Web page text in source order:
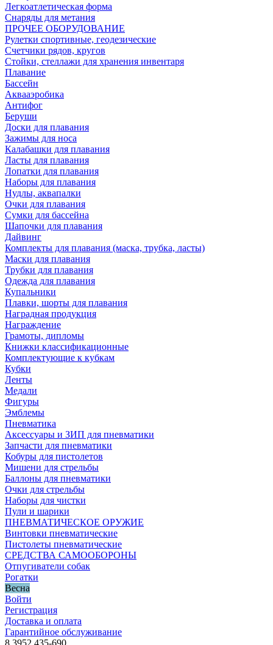
Легкоатлетическая форма
Снаряды для метания
ПРОЧЕЕ ОБОРУДОВАНИЕ
Рулетки спортивные, геодезические
Счетчики рядов, кругов
Стойки, стеллажи для хранения инвентаря
Плавание
Бассейн
Аквааэробика
Антифог
Беруши
Доски для плавания
Зажимы для носа
Калабашки для плавания
Ласты для плавания
Лопатки для плавания
Наборы для плавания
Нудлы, аквапалки
Очки для плавания
Сумки для бассейна
Шапочки для плавания
Дайвинг
Комплекты для плавания (маска, трубка, ласты)
Маски для плавания
Трубки для плавания
Одежда для плавания
Купальники
Плавки, шорты для плавания
Наградная продукция
Награждение
Грамоты, дипломы
Книжки классификационные
Комплектующие к кубкам
Кубки
Ленты
Медали
Фигуры
Эмблемы
Пневматика
Аксессуары и ЗИП для пневматики
Запчасти для пневматики
Кобуры для пистолетов
Мишени для стрельбы
Баллоны для пневматики
Очки для стрельбы
Наборы для чистки
Пули и шарики
ПНЕВМАТИЧЕСКОЕ ОРУЖИЕ
Винтовки пневматические
Пистолеты пневматические
СРЕДСТВА САМООБОРОНЫ
Отпугиватели собак
Рогатки
Весна
Войти
Регистрация
Доставка и оплата
Гарантийное обслуживание
8 3952 435-690